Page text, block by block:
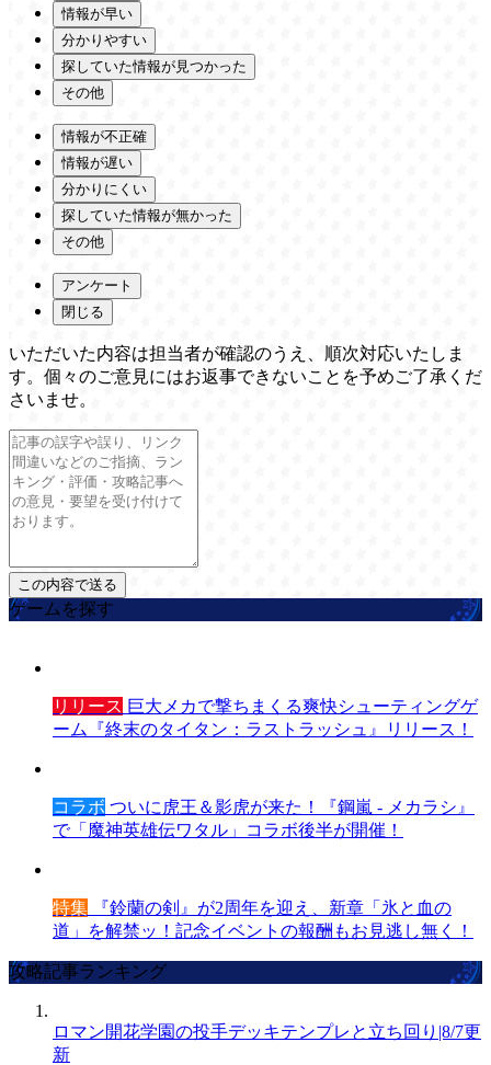
情報が早い
分かりやすい
探していた情報が見つかった
その他
情報が不正確
情報が遅い
分かりにくい
探していた情報が無かった
その他
アンケート
閉じる
いただいた内容は担当者が確認のうえ、順次対応いたしま
す。個々のご意見にはお返事できないことを予めご了承くだ
さいませ。
ゲームを探す
リリース 巨大メカで撃ちまくる爽快シューティングゲ
ーム『終末のタイタン：ラストラッシュ』リリース！
コラボ ついに虎王＆影虎が来た！『鋼嵐 - メカラシ』
で「魔神英雄伝ワタル」コラボ後半が開催！
特集 『鈴蘭の剣』が2周年を迎え、新章「氷と血の
道」を解禁ッ！記念イベントの報酬もお見逃し無く！
攻略記事ランキング
ロマン開花学園の投手デッキテンプレと立ち回り|8/7更
新